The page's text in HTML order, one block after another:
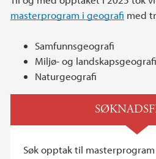
masterprogram i geografi med
Samfunnsgeografi
Miljø- og landskapsgeografi
Naturgeografi
Søk opptak til